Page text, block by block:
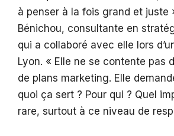
à penser à la fois grand et juste
Bénichou, consultante en
qui a collaboré avec elle lors
Lyon. « Elle ne se contente pas
de plans marketing. Elle
quoi ça sert ? Pour qui ? Quel
rare, surtout à ce niveau de